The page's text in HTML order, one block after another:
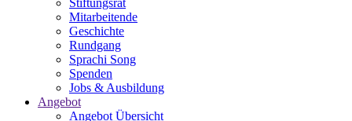
Stiftungsrat
Mitarbeitende
Geschichte
Rundgang
Sprachi Song
Spenden
Jobs & Ausbildung
Angebot
Angebot Übersicht